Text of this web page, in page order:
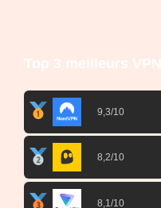
Top 3 meilleurs VPN
9,3/10
8,2/10
8,1/10